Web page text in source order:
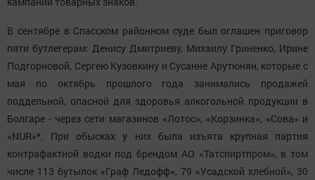
В сентябре в Спасском районном суде был оглашен приговор
пяти бутлегерам: Денису Дмитриеву, Михаилу Гриненко, Ирине
Подгорновой, Сергею Кузовкину и Сусанне Арутюнян, которые с
мая по октябрь прошлого года занимались продажей
поддельной, опасной для здоровья алкогольной продукции в
Болгаре - через сети магазинов «Лотос», «Корзинка», «Сова» и
«NUR»*. При обысках у них была изъята крупная партия
контрафактной водки под брендом АО «Татспиртпром», в том
числе 113 бутылок «Граф Ледофф», 79 «Усадской хлебной», 30